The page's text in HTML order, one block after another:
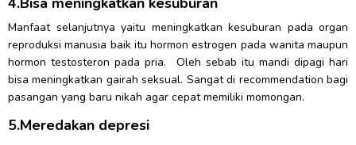
Manfaat selanjutnya yaitu meningkatkan kesuburan pada organ
reproduksi manusia baik itu hormon estrogen pada wanita maupun
hormon testosteron pada pria. Oleh sebab itu mandi dipagi hari
bisa meningkatkan gairah seksual. Sangat di recommendation bagi
pasangan yang baru nikah agar cepat memiliki momongan.
5.Meredakan depresi